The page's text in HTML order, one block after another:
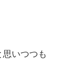
いつつも